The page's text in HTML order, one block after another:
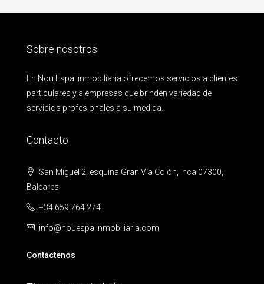
Sobre nosotros
En Nou Espai inmobiliaria ofrecemos servicios a clientes
particulares y a empresas que brinden variedad de
servicios profesionales a su medida.
Contacto
San Miguel 2, esquina Gran Vía Colón, Inca 07300,
Baleares
+34 659 764 274
info@nouespaiinmobiliaria.com
Contáctenos